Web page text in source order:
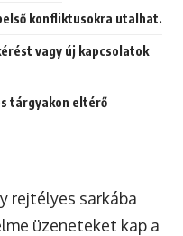
konfliktusokra utalhat.
vagy új kapcsolatok
tárgyakon eltérő
rejtélyes sarkába
üzeneteket kap a